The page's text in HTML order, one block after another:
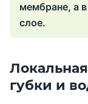
мембране, а
слое.
губки и